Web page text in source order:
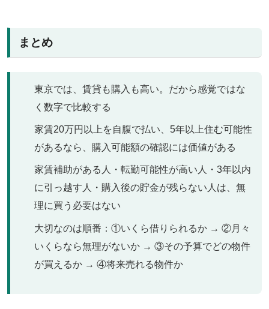
まとめ
東京では、賃貸も購入も高い。だから感覚ではな
く数字で比較する
家賃20万円以上を自腹で払い、5年以上住む可能性
があるなら、購入可能額の確認には価値がある
家賃補助がある人・転勤可能性が高い人・3年以内
に引っ越す人・購入後の貯金が残らない人は、無
理に買う必要はない
大切なのは順番：①いくら借りられるか → ②月々
いくらなら無理がないか → ③その予算でどの物件
が買えるか → ④将来売れる物件か